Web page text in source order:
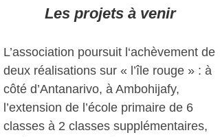
Les projets à venir
L’association poursuit l‘achèvement de
deux réalisations sur « l’île rouge » : à
côté d’Antanarivo, à Ambohijafy,
l’extension de l’école primaire de 6
classes à 2 classes supplémentaires,